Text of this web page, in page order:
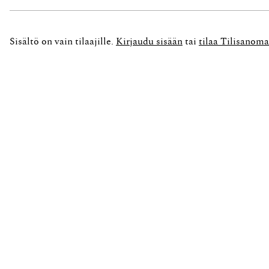
...
Sisältö on vain tilaajille. Kirjaudu sisään tai tilaa